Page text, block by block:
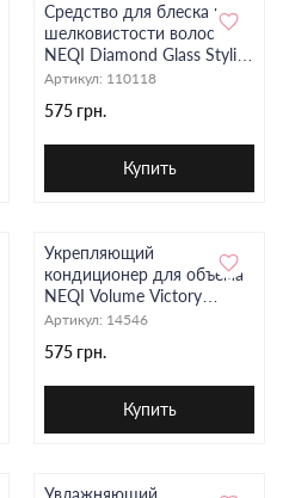
Средство для блеска и
шелковистости волос
NEQI Diamond Glass Styling
Spray All, 180 мл
Артикул: 110118
575 грн.
Купить
Укрепляющий
кондиционер для объема
NEQI Volume Victory
Conditioner, 250 мл
Артикул: 14546
575 грн.
Купить
Увлажняющий